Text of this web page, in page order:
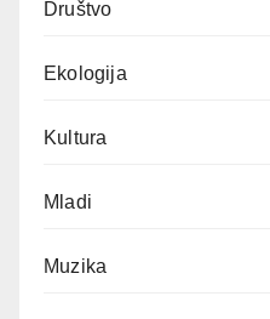
Društvo
Ekologija
Kultura
Mladi
Muzika